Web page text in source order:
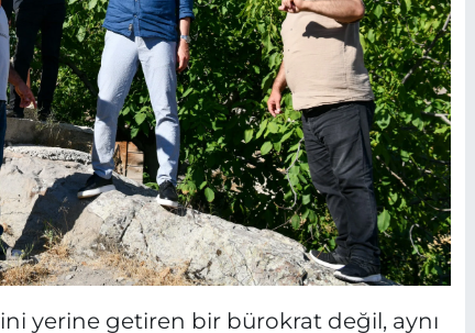
yerine getiren bir bürokrat değil, aynı